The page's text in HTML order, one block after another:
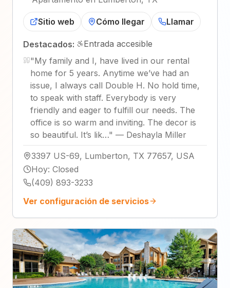
Sitio web Cómo llegar Llamar
Destacados:
Entrada accesible
"My family and I, have lived in our rental
home for 5 years. Anytime we’ve had an
issue, I always call Double H. No hold time,
to speak with staff. Everybody is very
friendly and eager to fulfill our needs. The
office is so warm and inviting. The decor is
so beautiful. It’s lik…" — Deshayla Miller
3397 US-69, Lumberton, TX 77657, USA
Hoy: Closed
(409) 893-3233
Ver configuración de servicios